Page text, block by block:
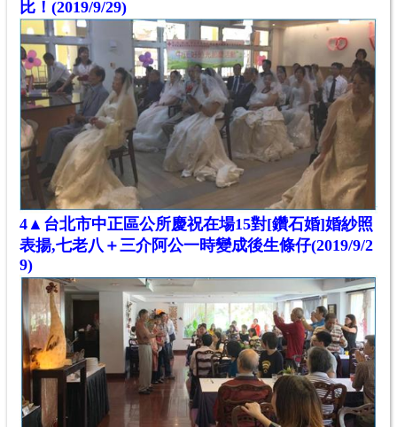
比！ (2019/9/29)
4▲台北市中正區公所慶祝在場15對[鑽石婚]婚紗照
表揚,七老八＋三介阿公一時變成後生條仔(2019/9/2
9)